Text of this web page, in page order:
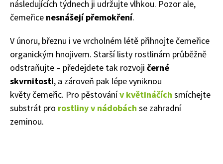
následujících týdnech ji udržujte vlhkou. Pozor ale,
čemeřice nesnášejí přemokření.
V únoru, březnu i ve vrcholném létě přihnojte čemeřice
organickým hnojivem. Starší listy rostlinám průběžně
odstraňujte – předejdete tak rozvoji černé
skvrnitosti, a zároveň pak lépe vyniknou
květy čemeřic. Pro pěstovánív květináčích smíchejte
substrát pro rostliny v nádobách se zahradní
zeminou.